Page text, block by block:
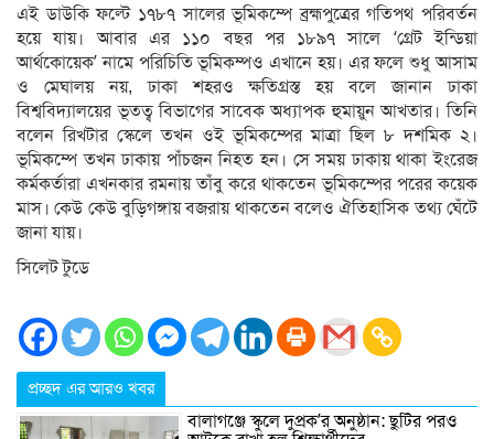
এই ডাউকি ফল্টে ১৭৮৭ সালের ভূমিকম্পে ব্রহ্মপুত্রের গতিপথ পরিবর্তন
হয়ে যায়। আবার এর ১১০ বছর পর ১৮৯৭ সালে ‘গ্রেট ইন্ডিয়া
আর্থকোয়েক’ নামে পরিচিতি ভূমিকম্পও এখানে হয়। এর ফলে শুধু আসাম
ও মেঘালয় নয়, ঢাকা শহরও ক্ষতিগ্রস্ত হয় বলে জানান ঢাকা
বিশ্ববিদ্যালয়ের ভূতত্ব বিভাগের সাবেক অধ্যাপক হুমায়ুন আখতার। তিনি
বলেন রিখটার স্কেলে তখন ওই ভূমিকম্পের মাত্রা ছিল ৮ দশমিক ২।
ভূমিকম্পে তখন ঢাকায় পাঁচজন নিহত হন। সে সময় ঢাকায় থাকা ইংরেজ
কর্মকর্তারা এখনকার রমনায় তাঁবু করে থাকতেন ভূমিকম্পের পরের কয়েক
মাস। কেউ কেউ বুড়িগঙ্গায় বজরায় থাকতেন বলেও ঐতিহাসিক তথ্য ঘেঁটে
জানা যায়।
সিলেট টুডে
প্রচ্ছদ এর আরও খবর
বালাগঞ্জে স্কুলে দুপ্রক’র অনুষ্ঠান: ছুটির পরও